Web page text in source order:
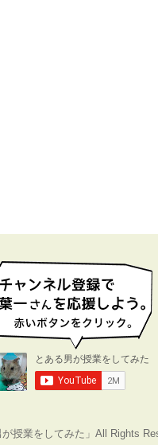
授業をしてみた」All Rights